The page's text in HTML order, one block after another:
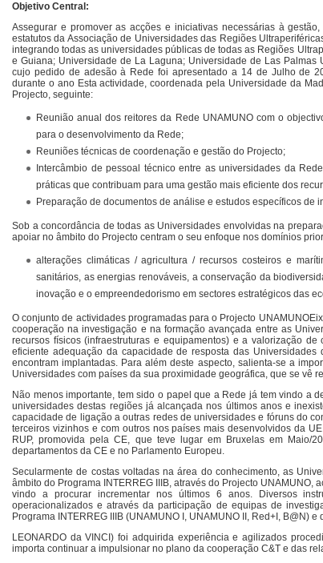
Objetivo Central:
Assegurar e promover as acções e iniciativas necessárias à
estatutos da Associação de Universidades das Regiões
integrando todas as universidades públicas de todas as Regiões
e Guiana; Universidade de La Laguna; Universidade de Las
cujo pedido de adesão à Rede foi apresentado a 14 de Julho de
durante o ano Esta actividade, coordenada pela Universidade da
Projecto, seguinte:
Reunião anual dos reitores da Rede UNAMUNO com o
para o desenvolvimento da Rede;
Reuniões técnicas de coordenação e gestão do Projecto;
Intercâmbio de pessoal técnico entre as universidades da
práticas que contribuam para uma gestão mais eficiente dos
Preparação de documentos de análise e estudos específicos
Sob a concordância de todas as Universidades envolvidas na
apoiar no âmbito do Projecto centram o seu enfoque nos domínios
alterações climáticas / agricultura / recursos costeiros e
sanitários, as energias renováveis, a conservação da
inovação e o empreendedorismo em sectores estratégicos das
O conjunto de actividades programadas para o Projecto
cooperação na investigação e na formação avançada entre as
recursos físicos (infraestruturas e equipamentos) e a valorização
eficiente adequação da capacidade de resposta das
encontram implantadas. Para além deste aspecto, salienta-se a
Universidades com países da sua proximidade geográfica, que se vê
Não menos importante, tem sido o papel que a Rede já tem vindo a
universidades destas regiões já alcançada nos últimos anos e
capacidade de ligação a outras redes de universidades e fóruns do
terceiros vizinhos e com outros nos países mais desenvolvidos da
RUP, promovida pela CE, que teve lugar em Bruxelas em Maio/
departamentos da CE e no Parlamento Europeu.
Secularmente de costas voltadas na área do conhecimento, as
âmbito do Programa INTERREG IIIB, através do Projecto
vindo a procurar incrementar nos últimos 6 anos. Diversos
operacionalizados e através da participação de equipas de
Programa INTERREG IIIB (UNAMUNO I, UNAMUNO II, Red+I, B@N)
LEONARDO da VINCI) foi adquirida experiência e agilizados
importa continuar a impulsionar no plano da cooperação C&T e das